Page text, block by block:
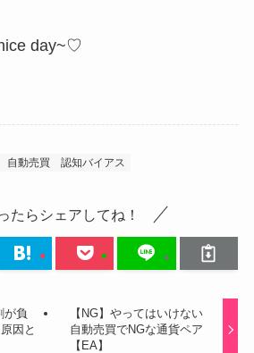
day~♡
自動売買 認知バイアス
たらシェアしてね！
が負
因と
【NG】やってはいけない
自動売買でNGな通貨ペア
【EA】